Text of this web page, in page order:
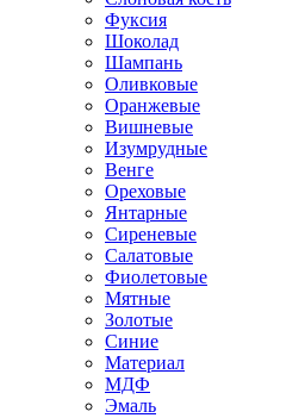
Фуксия
Шоколад
Шампань
Оливковые
Оранжевые
Вишневые
Изумрудные
Венге
Ореховые
Янтарные
Сиреневые
Салатовые
Фиолетовые
Мятные
Золотые
Синие
Материал
МДФ
Эмаль